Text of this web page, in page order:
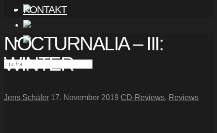
KONTAKT
NOCTURNALIA – III:
WINTER
Jens Schäfer 17. November 2019 CD-Reviews, Reviews